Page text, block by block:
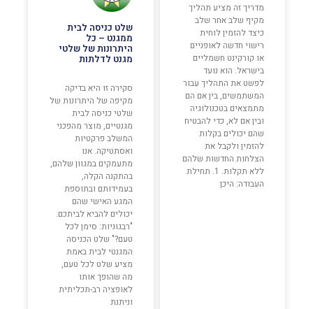
מדריך זה מציע תהליך
מקיף שלב אחר שלב
כיצד להזמין לוחית
רישוי חדשה לאופניים
או קורקינט חשמליים
בישראל. הוא נועד
לפשט את התהליך עבור
המשתמשים, בין אם הם
מתמצאים בטכנולוגיה
ובין אם לא, כדי להבטיח
שהם יכולים בקלות
להזמין ולקבל את
הצלחות החדשות שלהם
ללא תקלות. 1. תחילת
העבודה: היכן
שלט כניסה לבית
ממגנט – כל
היתרונות של שלטי
מגנט לדלתות
סקירה זו היא בדיקה
מקיפה של היתרונות של
שלטי כניסה לבית
מגנטיים, מוצר מהפכני
המשלב פרקטיות
ואסתטיקה. אנו
מתעמקים במגוון שלהם,
בהתקנה הקלה,
בעמידותם ובתוספת
המגע האישי שהם
יכולים להביא לביתכם.
"רבגוניות: סימן לכל
טעם?" שלט הכניסה
המגנטי לבית באמת
מציע שלט לכל טעם,
מה שהופך אותו
לאופציה רב-תכליתית
וניתנת